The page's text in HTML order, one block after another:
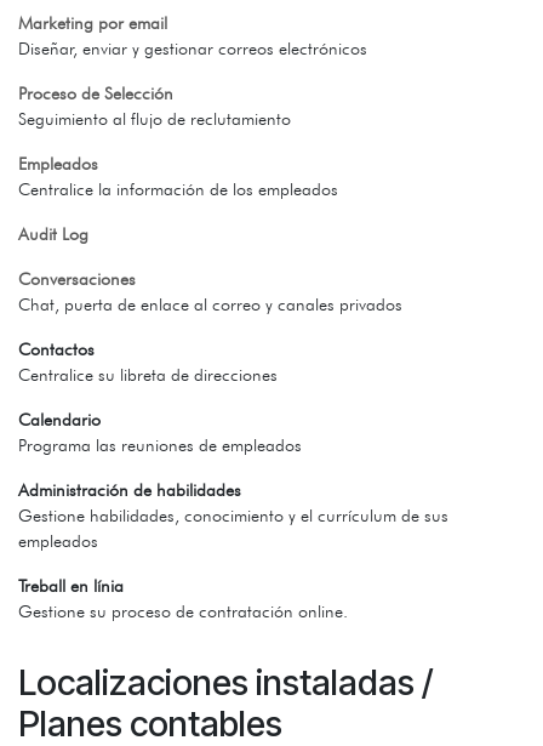
Marketing por email
Diseñar, enviar y gestionar correos electrónicos
Proceso de Selección
Seguimiento al flujo de reclutamiento
Empleados
Centralice la información de los empleados
Audit Log
Conversaciones
Chat, puerta de enlace al correo y canales privados
Contactos
Centralice su libreta de direcciones
Calendario
Programa las reuniones de empleados
Administración de habilidades
Gestione habilidades, conocimiento y el currículum de sus
empleados
Treball en línia
Gestione su proceso de contratación online.
Localizaciones instaladas /
Planes contables